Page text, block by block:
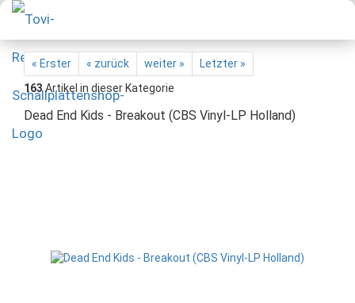
« Erster « zurück weiter »
Letzter »
163Artikel in dieser Kategorie
Dead End Kids - Breakout (CBS Vinyl-LP Holland)